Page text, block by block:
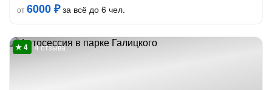
от6000 ₽за всё до 6 чел.
4 отзыва